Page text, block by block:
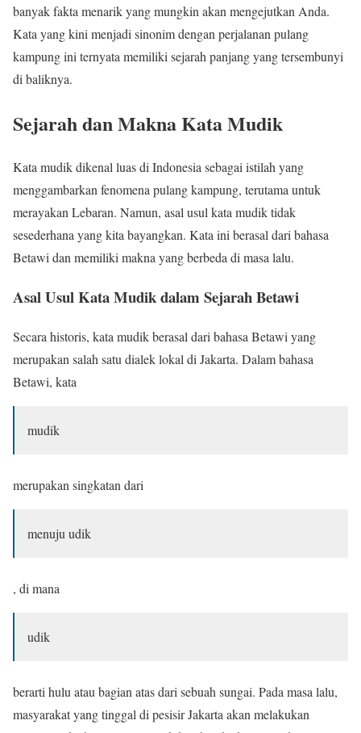
banyak fakta menarik yang mungkin akan mengejutkan Anda.
Kata yang kini menjadi sinonim dengan perjalanan pulang
kampung ini ternyata memiliki sejarah panjang yang tersembunyi
di baliknya.
Sejarah dan Makna Kata Mudik
Kata mudik dikenal luas di Indonesia sebagai istilah yang
menggambarkan fenomena pulang kampung, terutama untuk
merayakan Lebaran. Namun, asal usul kata mudik tidak
sesederhana yang kita bayangkan. Kata ini berasal dari bahasa
Betawi dan memiliki makna yang berbeda di masa lalu.
Asal Usul Kata Mudik dalam Sejarah Betawi
Secara historis, kata mudik berasal dari bahasa Betawi yang
merupakan salah satu dialek lokal di Jakarta. Dalam bahasa
Betawi, kata
mudik
merupakan singkatan dari
menuju udik
, di mana
udik
berarti hulu atau bagian atas dari sebuah sungai. Pada masa lalu,
masyarakat yang tinggal di pesisir Jakarta akan melakukan